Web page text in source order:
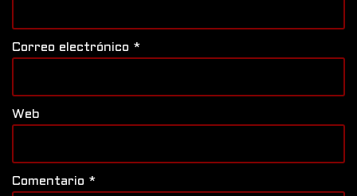
Correo electrónico *
Web
Comentario *